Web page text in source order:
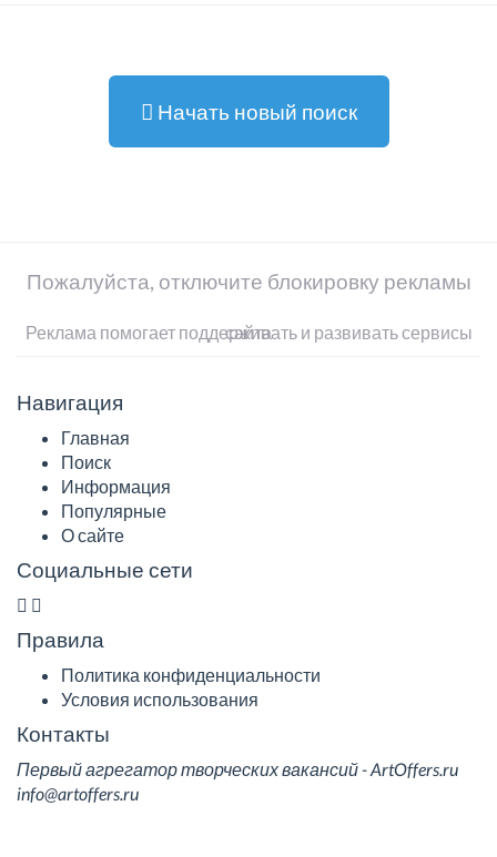
Начать новый поиск
Пожалуйста, отключите блокировку рекламы
Реклама помогает поддерживать и развивать сервисы сайта
Навигация
Главная
Поиск
Информация
Популярные
О сайте
Социальные сети
Правила
Политика конфиденциальности
Условия использования
Контакты
Первый агрегатор творческих вакансий - ArtOffers.ru
info@artoffers.ru